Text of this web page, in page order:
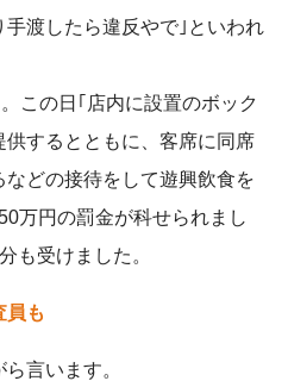
渡したら違反やで｣といわれ
この日｢店内に設置のボック
するとともに、客席に同席
どの接待をして遊興飲食を
万円の罰金が科せられまし
も受けました。
員も
言います。